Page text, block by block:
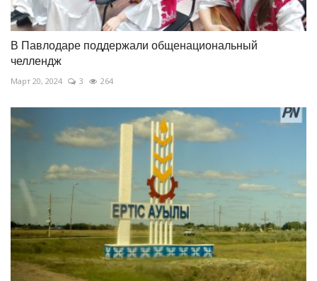
В Павлодаре поддержали общенациональный
челлендж
Март 20, 2024 3 264